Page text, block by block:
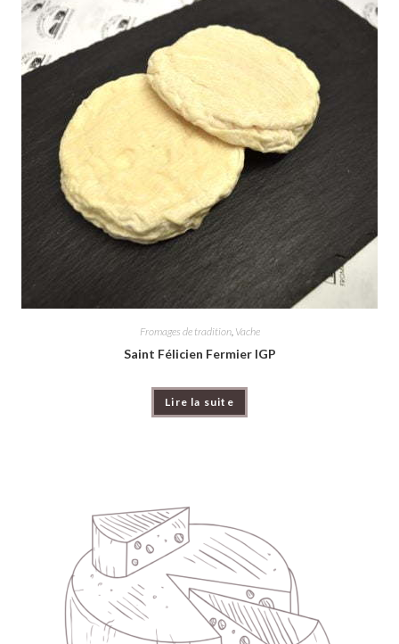
Fromages de tradition, Vache
Saint Félicien Fermier IGP
Lire la suite